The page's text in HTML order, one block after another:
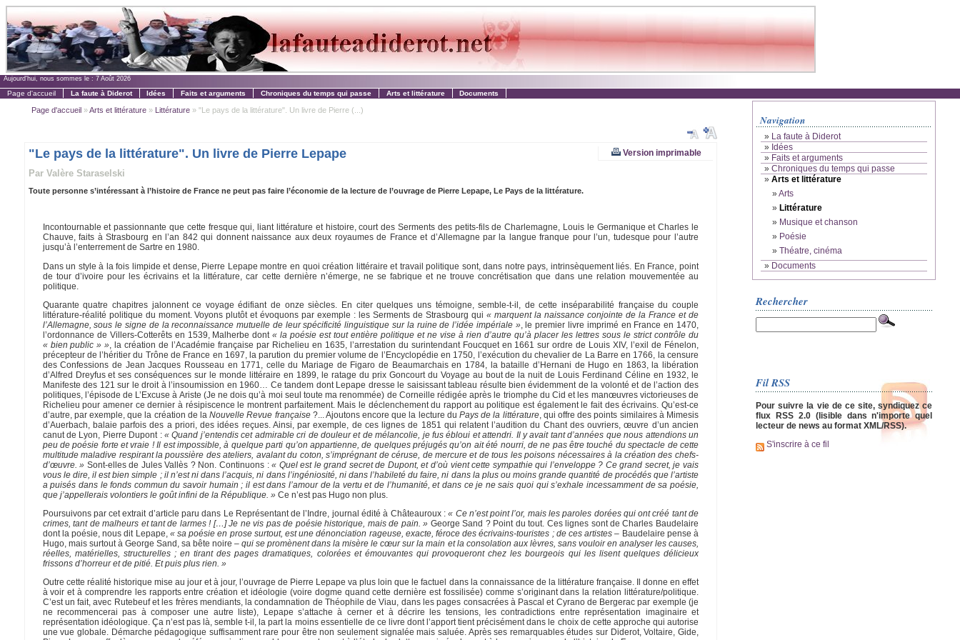
Aujourd'hui, nous sommes le : 7 Août 2026
Page d'accueil La faute à Diderot Idées Faits et arguments Chroniques du temps qui passe Arts et littérature Documents
Page d'accueil»Arts et littérature» Littérature» "Le pays de la littérature". Un livre de Pierre (...)
Version imprimable
"Le pays de la littérature". Un livre de Pierre Lepape
Par Valère Staraselski
Toute personne s’intéressant à l’histoire de France ne peut pas faire l’économie de la lecture de l’ouvrage de Pierre Lepape, Le Pays de la littérature.
Incontournable et passionnante que cette fresque qui, liant littérature et histoire, court des Serments des petits-fils de Charlemagne, Louis le Germanique et Charles le
Chauve, faits à Strasbourg en l’an 842 qui donnent naissance aux deux royaumes de France et d’Allemagne par la langue franque pour l’un, tudesque pour l’autre
jusqu’à l’enterrement de Sartre en 1980.
Dans un style à la fois limpide et dense, Pierre Lepape montre en quoi création littéraire et travail politique sont, dans notre pays, intrinsèquement liés. En France, point
de tour d’ivoire pour les écrivains et la littérature, car cette dernière n’émerge, ne se fabrique et ne trouve concrétisation que dans une relation mouvementée au
politique.
Quarante quatre chapitres jalonnent ce voyage édifiant de onze siècles. En citer quelques uns témoigne, semble-t-il, de cette inséparabilité française du couple
littérature-réalité politique du moment. Voyons plutôt et évoquons par exemple : les Serments de Strasbourg qui« marquent la naissance conjointe de la France et de
l’Allemagne, sous le signe de la reconnaissance mutuelle de leur spécificité linguistique sur la ruine de l’idée impériale », le premier livre imprimé en France en 1470,
l’ordonnance de Villers-Cotterêts en 1539, Malherbe dont« la poésie est tout entière politique et ne vise à rien d’autre qu’à placer les lettres sous le strict contrôle du
« bien public » », la création de l’Académie française par Richelieu en 1635, l’arrestation du surintendant Foucquet en 1661 sur ordre de Louis XIV, l’exil de Fénelon,
précepteur de l’héritier du Trône de France en 1697, la parution du premier volume de l’Encyclopédie en 1750, l’exécution du chevalier de La Barre en 1766, la censure
des Confessions de Jean Jacques Rousseau en 1771, celle du Mariage de Figaro de Beaumarchais en 1784, la bataille d’Hernani de Hugo en 1863, la libération
d’Alfred Dreyfus et ses conséquences sur le monde littéraire en 1899, le ratage du prix Goncourt du Voyage au bout de la nuit de Louis Ferdinand Céline en 1932, le
Manifeste des 121 sur le droit à l’insoumission en 1960… Ce tandem dont Lepape dresse le saisissant tableau résulte bien évidemment de la volonté et de l’action des
politiques, l’épisode de L’Excuse à Ariste (Je ne dois qu’à moi seul toute ma renommée) de Corneille rédigée après le triomphe du Cid et les manœuvres victorieuses de
Richelieu pour amener ce dernier à résipiscence le montrent parfaitement. Mais le déclenchement du rapport au politique est également le fait des écrivains. Qu’est-ce
d’autre, par exemple, que la création de laNouvelle Revue française?... Ajoutons encore que la lecture duPays de la littérature, qui offre des points similaires à Mimesis
d’Auerbach, balaie parfois des a priori, des idées reçues. Ainsi, par exemple, de ces lignes de 1851 qui relatent l’audition du Chant des ouvriers, œuvre d’un ancien
canut de Lyon, Pierre Dupont :« Quand j’entendis cet admirable cri de douleur et de mélancolie, je fus ébloui et attendri. Il y avait tant d’années que nous attendions un
peu de poésie forte et vraie ! Il est impossible, à quelque parti qu’on appartienne, de quelques préjugés qu’on ait été nourri, de ne pas être touché du spectacle de cette
multitude maladive respirant la poussière des ateliers, avalant du coton, s’imprégnant de céruse, de mercure et de tous les poisons nécessaires à la création des chefs-
d’œuvre. » Sont-elles de Jules Vallès ? Non. Continuons :« Quel est le grand secret de Dupont, et d’où vient cette sympathie qui l’enveloppe ? Ce grand secret, je vais
vous le dire, il est bien simple ; il n’est ni dans l’acquis, ni dans l’ingéniosité, ni dans l’habileté du faire, ni dans la plus ou moins grande quantité de procédés que l’artiste
a puisés dans le fonds commun du savoir humain ; il est dans l’amour de la vertu et de l’humanité, et dans ce je ne sais quoi qui s’exhale incessamment de sa poésie,
que j’appellerais volontiers le goût infini de la République. »Ce n’est pas Hugo non plus.
Poursuivons par cet extrait d’article paru dans Le Représentant de l’Indre, journal édité à Châteauroux :« Ce n’est point l’or, mais les paroles dorées qui ont créé tant de
crimes, tant de malheurs et tant de larmes ! […] Je ne vis pas de poésie historique, mais de pain. » George Sand ? Point du tout. Ces lignes sont de Charles Baudelaire
dont la poésie, nous dit Lepape, « sa poésie en prose surtout, est une dénonciation rageuse, exacte, féroce des écrivains-touristes ; de ces artistes – Baudelaire pense à
Hugo, mais surtout à George Sand, sa bête noire –qui se promènent dans la misère le cœur sur la main et la consolation aux lèvres, sans vouloir en analyser les causes,
réelles, matérielles, structurelles ; en tirant des pages dramatiques, colorées et émouvantes qui provoqueront chez les bourgeois qui les lisent quelques délicieux
frissons d’horreur et de pitié. Et puis plus rien. »
Outre cette réalité historique mise au jour et à jour, l’ouvrage de Pierre Lepape va plus loin que le factuel dans la connaissance de la littérature française. Il donne en effet
à voir et à comprendre les rapports entre création et idéologie (voire dogme quand cette dernière est fossilisée) comme s’originant dans la relation littérature/politique.
C’est un fait, avec Rutebeuf et les frères mendiants, la condamnation de Théophile de Viau, dans les pages consacrées à Pascal et Cyrano de Bergerac par exemple (je
ne recommencerai pas à composer une autre liste), Lepape s’attache à cerner et à décrire les tensions, les contradictions entre représentation imaginaire et
représentation idéologique. Ça n’est pas là, semble t-il, la part la moins essentielle de ce livre dont l’apport tient précisément dans le choix de cette approche qui autorise
une vue globale. Démarche pédagogique suffisamment rare pour être non seulement signalée mais saluée. Après ses remarquables études sur Diderot, Voltaire, Gide,
Navigation
» La faute à Diderot
» Idées
» Faits et arguments
» Chroniques du temps qui passe
» Arts et littérature
»Arts
» Littérature
» Musique et chanson
» Poésie
» Théatre, cinéma
» Documents
Rechercher
Fil RSS
Pour suivre la vie de ce site, syndiquez ce
flux RSS 2.0 (lisible dans n'importe quel
lecteur de news au format XML/RSS).
S'inscrire à ce fil